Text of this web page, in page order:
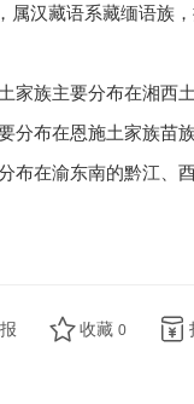
汉藏语系藏缅语族
族主要分布在湘西
布在恩施土家族苗
布在渝东南的黔江、
收藏 0